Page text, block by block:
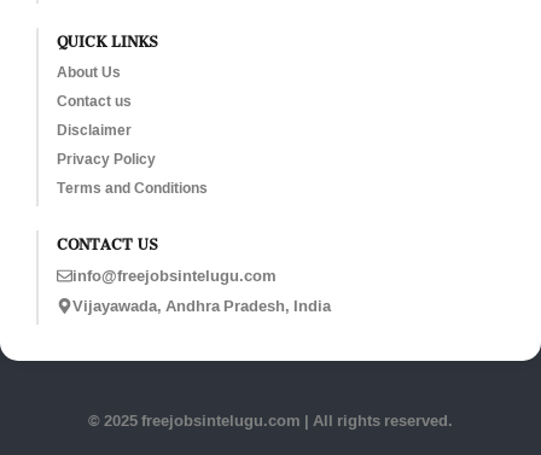
QUICK LINKS
About Us
Contact us
Disclaimer
Privacy Policy
Terms and Conditions
CONTACT US
info@freejobsintelugu.com
Vijayawada, Andhra Pradesh, India
© 2025 freejobsintelugu.com | All rights reserved.